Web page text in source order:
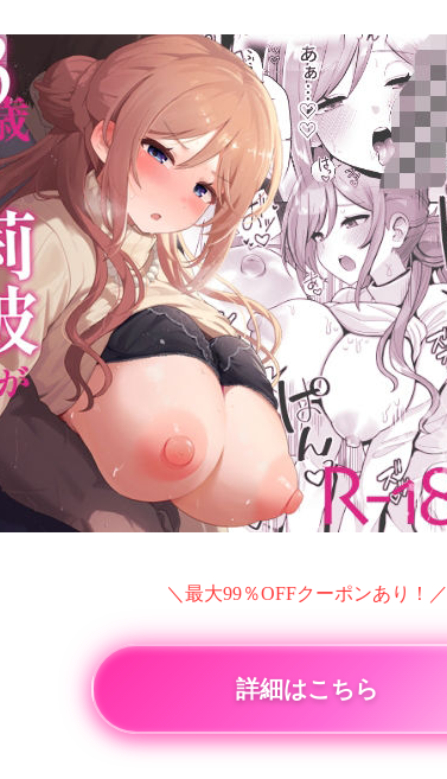
＼最大99％OFFクーポンあり！／
詳細はこちら